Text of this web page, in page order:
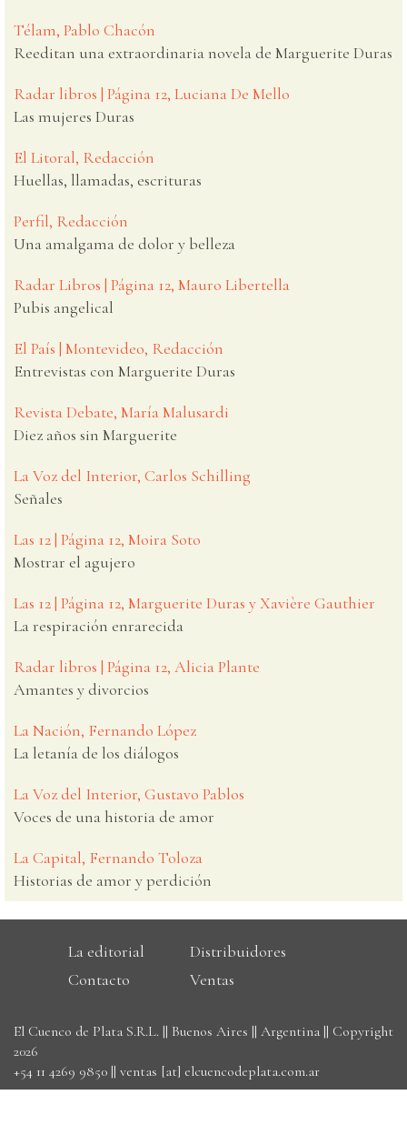
Télam, Pablo Chacón
Reeditan una extraordinaria novela de Marguerite Duras
Radar libros | Página 12, Luciana De Mello
Las mujeres Duras
El Litoral, Redacción
Huellas, llamadas, escrituras
Perfil, Redacción
Una amalgama de dolor y belleza
Radar Libros | Página 12, Mauro Libertella
Pubis angelical
El País | Montevideo, Redacción
Entrevistas con Marguerite Duras
Revista Debate, María Malusardi
Diez años sin Marguerite
La Voz del Interior, Carlos Schilling
Señales
Las 12 | Página 12, Moira Soto
Mostrar el agujero
Las 12 | Página 12, Marguerite Duras y Xavière Gauthier
La respiración enrarecida
Radar libros | Página 12, Alicia Plante
Amantes y divorcios
La Nación, Fernando López
La letanía de los diálogos
La Voz del Interior, Gustavo Pablos
Voces de una historia de amor
La Capital, Fernando Toloza
Historias de amor y perdición
La editorial
Distribuidores
Contacto
Ventas
El Cuenco de Plata S.R.L. || Buenos Aires || Argentina || Copyright
2026
+54 11 4269 9850 || ventas [at] elcuencodeplata.com.ar